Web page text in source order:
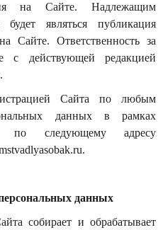
на Сайте. Надлежащим
будет являться публикация
Сайте. Ответственность за
с действующей редакцией
Сайта по любым
данных в рамках
по следующему адресу
данных
собирает и обрабатывает